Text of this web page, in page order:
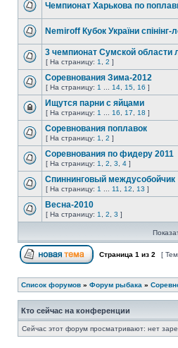
Чемпионат Харькова по
Nemiroff Кубок України
3 чемпионат Сумской
[ На страницу: 1 2 ]
Соревнования Зима-2012
[ На страницу: 1 14 15 16 ]
Ищутся парни с яйцами
[ На страницу: 1 16 17 18 ]
Соревнования поплавок
[ На страницу: 1 2 ]
Соревнования по фидеру 2011
[ На страницу: 1 2 3 4 ]
Спиннинговый междусобойчик
[ На страницу: 1 11 12 13 ]
Весна-2010
[ На страницу: 1 2 3 ]
Страница 1 из 2 [
Список форумов » Форум рыбака »
Кто сейчас на конференции
Сейчас этот форум просматривают: нет